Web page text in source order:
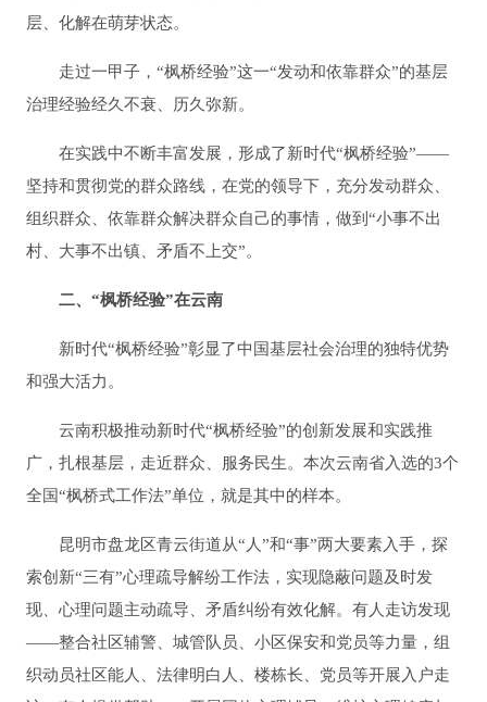
层、化解在萌芽状态。
走过一甲子，“枫桥经验”这一“发动和依靠群众”的基层
治理经验经久不衰、历久弥新。
在实践中不断丰富发展，形成了新时代“枫桥经验”——
坚持和贯彻党的群众路线，在党的领导下，充分发动群众、
组织群众、依靠群众解决群众自己的事情，做到“小事不出
村、大事不出镇、矛盾不上交”。
二、“枫桥经验”在云南
新时代“枫桥经验”彰显了中国基层社会治理的独特优势
和强大活力。
云南积极推动新时代“枫桥经验”的创新发展和实践推
广，扎根基层，走近群众、服务民生。本次云南省入选的3个
全国“枫桥式工作法”单位，就是其中的样本。
昆明市盘龙区青云街道从“人”和“事”两大要素入手，探
索创新“三有”心理疏导解纷工作法，实现隐蔽问题及时发
现、心理问题主动疏导、矛盾纠纷有效化解。有人走访发现
——整合社区辅警、城管队员、小区保安和党员等力量，组
织动员社区能人、法律明白人、楼栋长、党员等开展入户走